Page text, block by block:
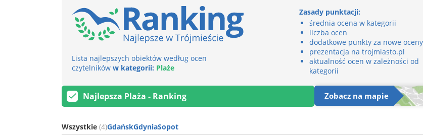
Lista najlepszych obiektów według ocen
czytelników w kategorii: Plaże
Zasady punktacji:
średnia ocena w kategorii
liczba ocen
dodatkowe punkty za nowe oceny
prezentacja na trojmiasto.pl
aktualność ocen w zależności od
kategorii
Najlepsza Plaża - Ranking Zobacz na mapie
Wszystkie (4)GdańskGdyniaSopot